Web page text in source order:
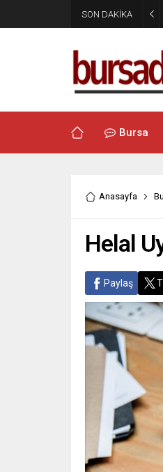
SON DAKİKA
Bursa
Anasayfa
Helal
Paylaş